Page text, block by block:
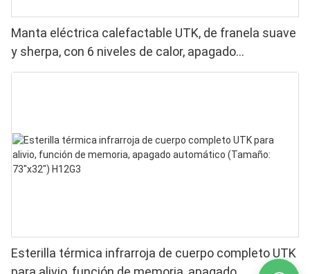
Manta eléctrica calefactable UTK, de franela suave
y sherpa, con 6 niveles de calor, apagado
automático y calefacción uniforme.
Esterilla térmica infrarroja de cuerpo completo UTK